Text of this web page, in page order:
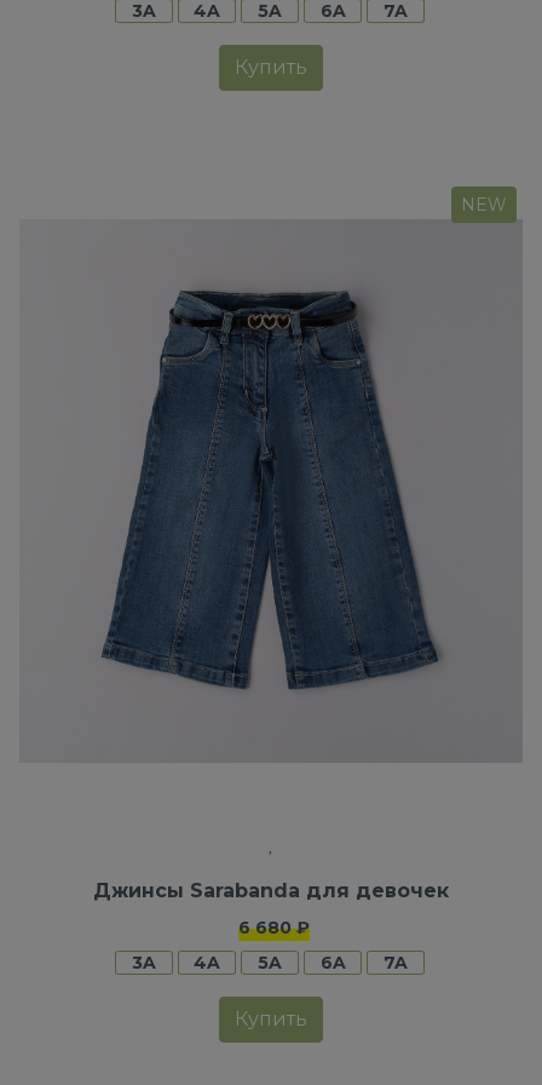
3A
4A 5A 6A 7A
Купить
NEW
Джинсы Sarabanda для девочек
6 680 ₽
3A
4A 5A 6A 7A
Купить